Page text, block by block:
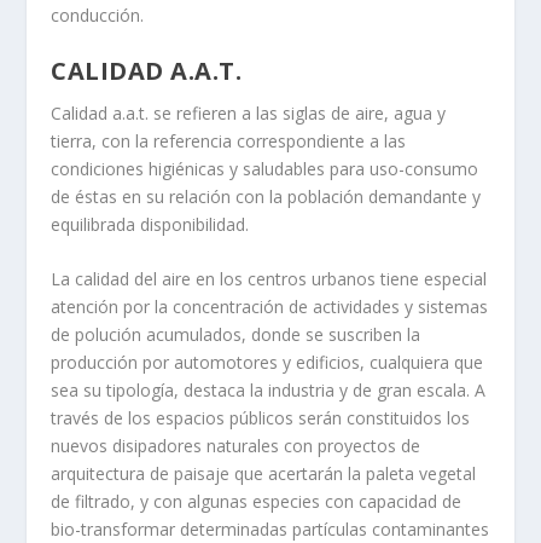
conducción.
CALIDAD A.A.T.
Calidad a.a.t. se refieren a las siglas de aire, agua y
tierra, con la referencia correspondiente a las
condiciones higiénicas y saludables para uso-consumo
de éstas en su relación con la población demandante y
equilibrada disponibilidad.
La calidad del aire en los centros urbanos tiene especial
atención por la concentración de actividades y sistemas
de polución acumulados, donde se suscriben la
producción por automotores y edificios, cualquiera que
sea su tipología, destaca la industria y de gran escala. A
través de los espacios públicos serán constituidos los
nuevos disipadores naturales con proyectos de
arquitectura de paisaje que acertarán la paleta vegetal
de filtrado, y con algunas especies con capacidad de
bio-transformar determinadas partículas contaminantes